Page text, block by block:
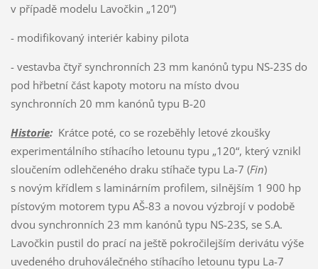
v případě modelu Lavočkin „120“)
- modifikovaný interiér kabiny pilota
- vestavba čtyř synchronních 23 mm kanónů typu NS-23S do
pod hřbetní část kapoty motoru na místo dvou
synchronních 20 mm kanónů typu B-20
Historie:Krátce poté, co se rozeběhly letové zkoušky
experimentálního stíhacího letounu typu „120“, který vznikl
sloučením odlehčeného draku stíhače typu La-7 (Fin)
s novým křídlem s laminárním profilem, silnějším 1 900 hp
pístovým motorem typu AŠ-83 a novou výzbrojí v podobě
dvou synchronních 23 mm kanónů typu NS-23S, se S.A.
Lavočkin pustil do prací na ještě pokročilejším derivátu výše
uvedeného druhoválečného stíhacího letounu typu La-7